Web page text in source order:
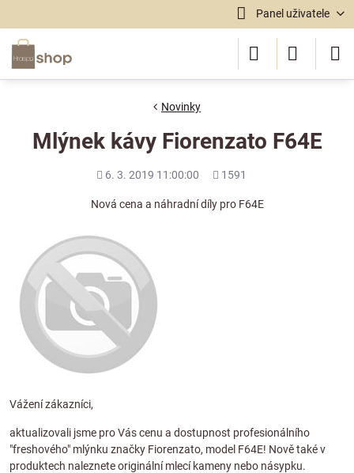
Panel uživatele
Novinky
Mlýnek kávy Fiorenzato F64E
Přidáno
6. 3. 2019 11:00:00
Počet
1591
Nová cena a náhradní díly pro F64E
Vážení zákazníci,
aktualizovali jsme pro Vás cenu a dostupnost profesionálního
"freshového" mlýnku značky Fiorenzato, model F64E! Nově také v
produktech nalezneteoriginální mlecí kameny nebo násypku.